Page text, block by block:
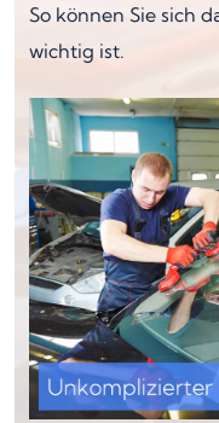
So können Sie sich
wichtig ist.